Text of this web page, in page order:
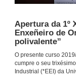
Apertura da 1º
Enxeñeiro de
polivalente”
O presente curso
cumpre o seu
Industrial (*EEI) da